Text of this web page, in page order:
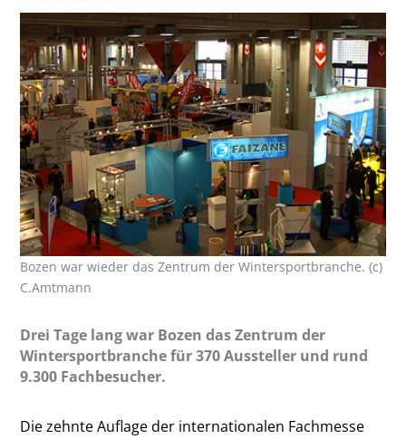
Bozen war wieder das Zentrum der Wintersportbranche. (c)
C.Amtmann
Drei Tage lang war Bozen das Zentrum der
Wintersportbranche für 370 Aussteller und rund
9.300 Fachbesucher.
Die zehnte Auflage der internationalen Fachmesse